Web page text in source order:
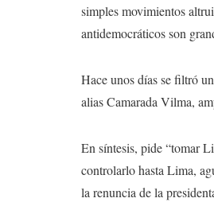
simples movimientos
antidemocráticos son
Hace unos días se filtró
alias Camarada Vilma,
En síntesis, pide “tomar
controlarlo hasta Lima,
la renuncia de la